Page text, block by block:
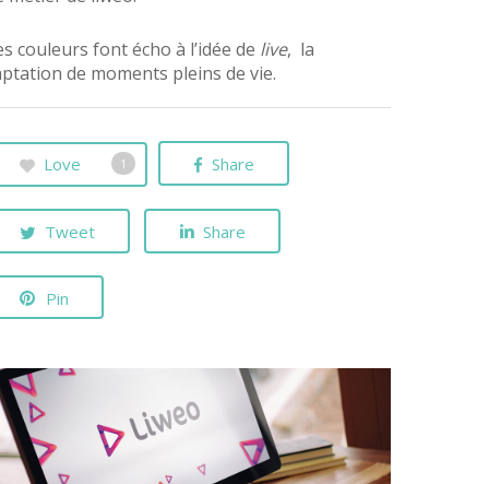
couleurs font écho à l’idée de live, la
de moments pleins de vie.
Love 1 Share
Tweet Share
Pin